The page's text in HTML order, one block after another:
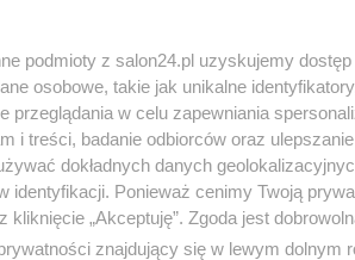
16.
podmioty z salon24.pl uzyskujemy
osobowe, takie jak unikalne
przeglądania w celu zapewniania
i treści, badanie odbiorców oraz ulepszanie
dokładnych danych
identyfikacji. Ponieważ cenimy Twoją
„Akceptuję”. Zgoda jest
znajdujący się w lewym dolnym